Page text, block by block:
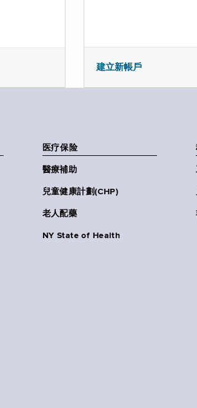
建立新帳戶
医疗保险
醫療補助
兒童健康計劃(CHP)
老人配藥
NY State of Health